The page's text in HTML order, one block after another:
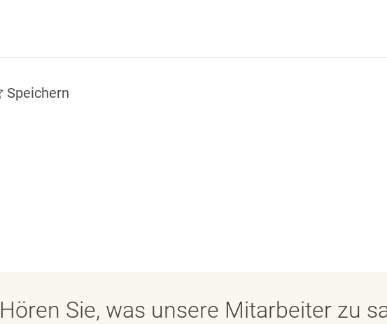
Speichern
Hören Sie, was unsere Mitarbeiter zu